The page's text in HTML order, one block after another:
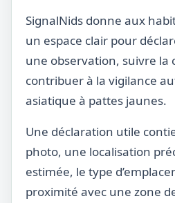
SignalNids donne aux
un espace clair pour
une observation, suivre la
contribuer à la vigilance
asiatique à pattes jaunes.
Une déclaration utile
photo, une localisation
estimée, le type
proximité avec une zone